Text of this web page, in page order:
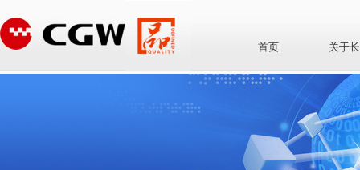
关于
首页